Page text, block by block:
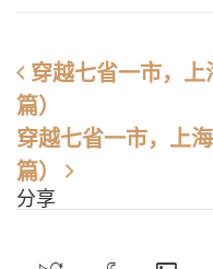
穿越七省一市，
篇）
穿越七省一市，上
篇）
分享